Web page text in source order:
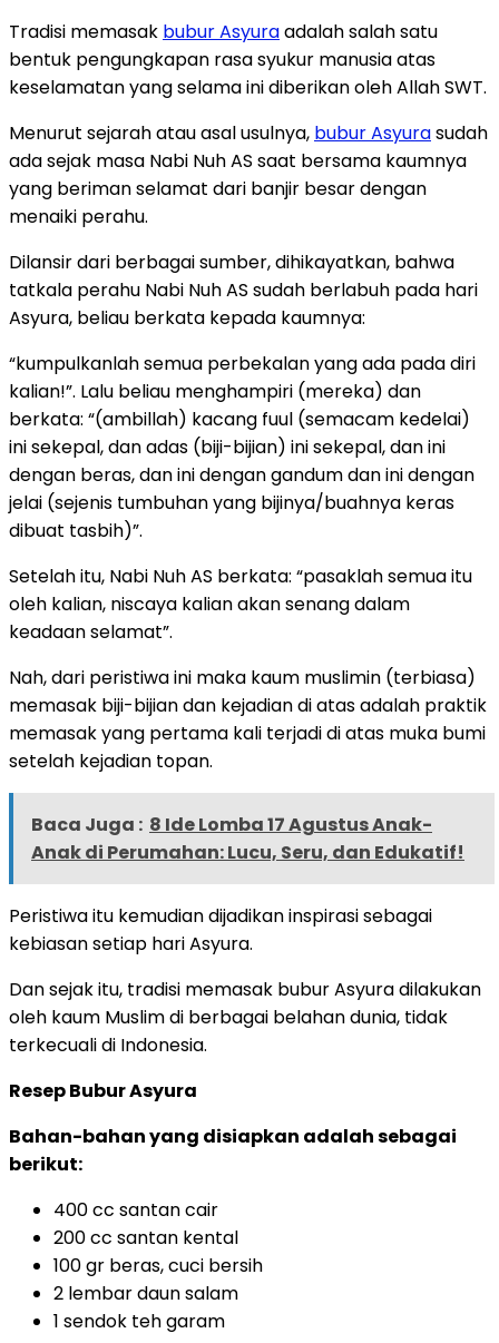
Tradisi memasak bubur Asyuraadalah salah satu
bentuk pengungkapan rasa syukur manusia atas
keselamatan yang selama ini diberikan oleh Allah SWT.
Menurut sejarah atau asal usulnya, bubur Asyurasudah
ada sejak masa Nabi Nuh AS saat bersama kaumnya
yang beriman selamat dari banjir besar dengan
menaiki perahu.
Dilansir dari berbagai sumber, dihikayatkan, bahwa
tatkala perahu Nabi Nuh AS sudah berlabuh pada hari
Asyura, beliau berkata kepada kaumnya:
“kumpulkanlah semua perbekalan yang ada pada diri
kalian!”. Lalu beliau menghampiri (mereka) dan
berkata: “(ambillah) kacang fuul (semacam kedelai)
ini sekepal, dan adas (biji-bijian) ini sekepal, dan ini
dengan beras, dan ini dengan gandum dan ini dengan
jelai (sejenis tumbuhan yang bijinya/buahnya keras
dibuat tasbih)”.
Setelah itu, Nabi Nuh AS berkata: “pasaklah semua itu
oleh kalian, niscaya kalian akan senang dalam
keadaan selamat”.
Nah, dari peristiwa ini maka kaum muslimin (terbiasa)
memasak biji-bijian dan kejadian di atas adalah praktik
memasak yang pertama kali terjadi di atas muka bumi
setelah kejadian topan.
Baca Juga : 8 Ide Lomba 17 Agustus Anak-
Anak di Perumahan: Lucu, Seru, dan Edukatif!
Peristiwa itu kemudian dijadikan inspirasi sebagai
kebiasan setiap hari Asyura.
Dan sejak itu, tradisi memasak bubur Asyura dilakukan
oleh kaum Muslim di berbagai belahan dunia, tidak
terkecuali di Indonesia.
Resep Bubur Asyura
Bahan-bahan yang disiapkan adalah sebagai
berikut:
400 cc santan cair
200 cc santan kental
100 gr beras, cuci bersih
2 lembar daun salam
1 sendok teh garam